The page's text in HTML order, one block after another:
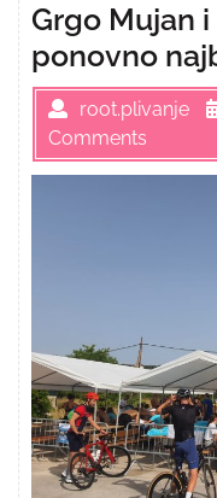
Grgo Mujan
ponovno
root.plivanje
Comments